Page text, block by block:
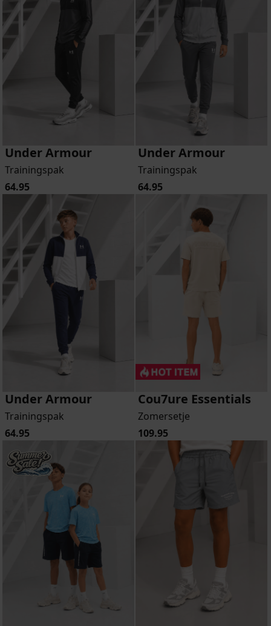
Under Armour
Trainingspak
64.95
Under Armour
Trainingspak
64.95
Under Armour
Trainingspak
64.95
Cou7ure Essentials
Zomersetje
109.95